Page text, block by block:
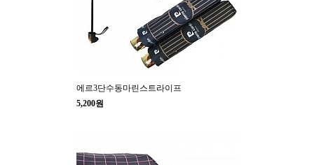
에르3단수동마린스트라이프
5,200원